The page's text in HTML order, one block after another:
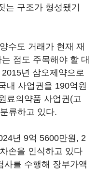
는 구조가 형성됐기
수도 거래가 현재 재
점도 주목해야 할 대
년 삼오제약으로
내 사업권을 190억원
료의약품 사업권(고
류하고 있다.
년 9억 5600만원, 2
손을 인식하고 있다
사를 수행해 장부가액